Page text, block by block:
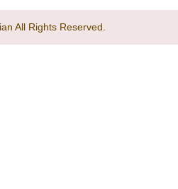
All Rights Reserved.